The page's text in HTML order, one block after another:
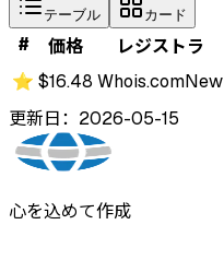
テーブル カード
# 価格 レジストラ
⭐ $16.48 Whois.comNew
更新日：2026-05-15
心を込めて作成